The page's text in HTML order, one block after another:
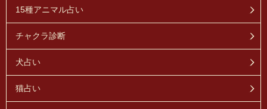
15種アニマル占い
チャクラ診断
犬占い
猫占い